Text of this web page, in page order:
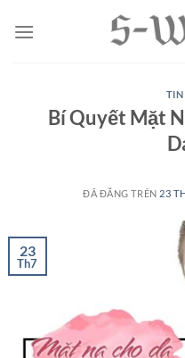
đến
Bí Quyết Mặt
ĐÃ ĐĂNG TRÊN 23
23
Th7